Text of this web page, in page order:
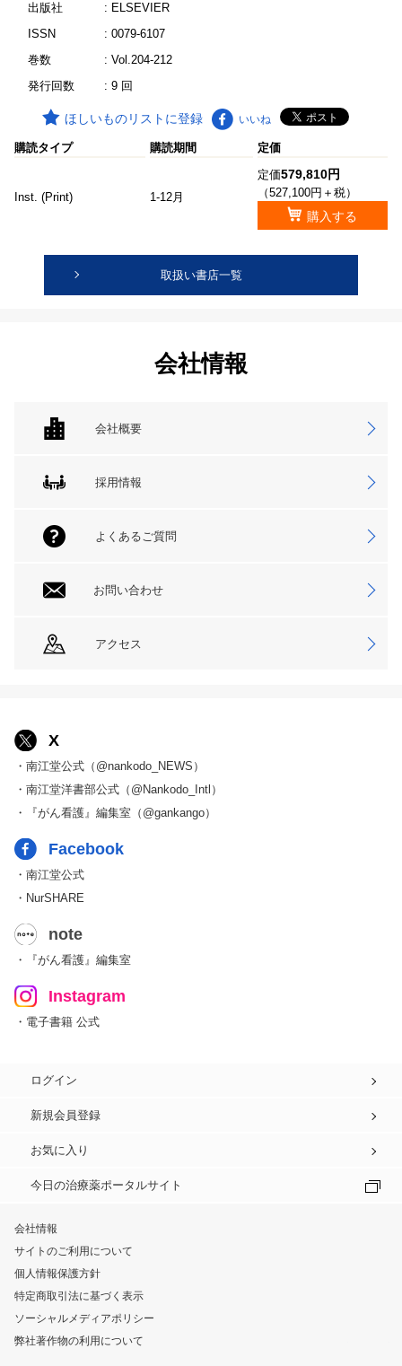
出版社
: ELSEVIER
ISSN
: 0079-6107
巻数
: Vol.204-212
発行回数
: 9 回
ほしいものリストに登録 いいね
購読タイプ 購読期間 定価
Inst. (Print) 1-12月
定価579,810円
（527,100円＋税）
購入する
取扱い書店一覧
会社情報
会社概要
採用情報
よくあるご質問
お問い合わせ
アクセス
X
・南江堂公式（@nankodo_NEWS）
・南江堂洋書部公式（@Nankodo_Intl）
・『がん看護』編集室（@gankango）
Facebook
・南江堂公式
・NurSHARE
note
・『がん看護』編集室
Instagram
・電子書籍 公式
ログイン
新規会員登録
お気に入り
今日の治療薬ポータルサイト
会社情報
サイトのご利用について
個人情報保護方針
特定商取引法に基づく表示
ソーシャルメディアポリシー
弊社著作物の利用について